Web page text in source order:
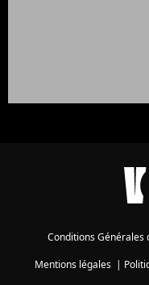
Conditions Générales
Mentions légales|